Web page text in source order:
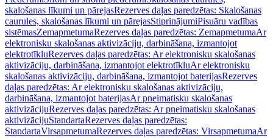
skalošanas līkumi un pārejasRezerves daļas paredzētas: Skalošanas
caurules, skalošanas līkumi un pārejasStiprinājumiPisuāru vadības
sistēmasZemapmetumaRezerves daļas paredzētas: ZemapmetumaAr
elektronisku skalošanas aktivizāciju, darbināšana, izmantojot
elektrotīkluRezerves daļas paredzētas: Ar elektronisku skalošanas
aktivizāciju, darbināšana, izmantojot elektrotīkluAr elektronisku
skalošanas aktivizāciju, darbināšana, izmantojot baterijasRezerves
daļas paredzētas: Ar elektronisku skalošanas aktivizāciju,
darbināšana, izmantojot baterijasAr pneimatisku skalošanas
aktivizācijuRezerves daļas paredzētas: Ar pneimatisku skalošanas
aktivizācijuStandartaRezerves daļas paredzētas:
StandartaVirsapmetumaRezerves daļas paredzētas: VirsapmetumaAr